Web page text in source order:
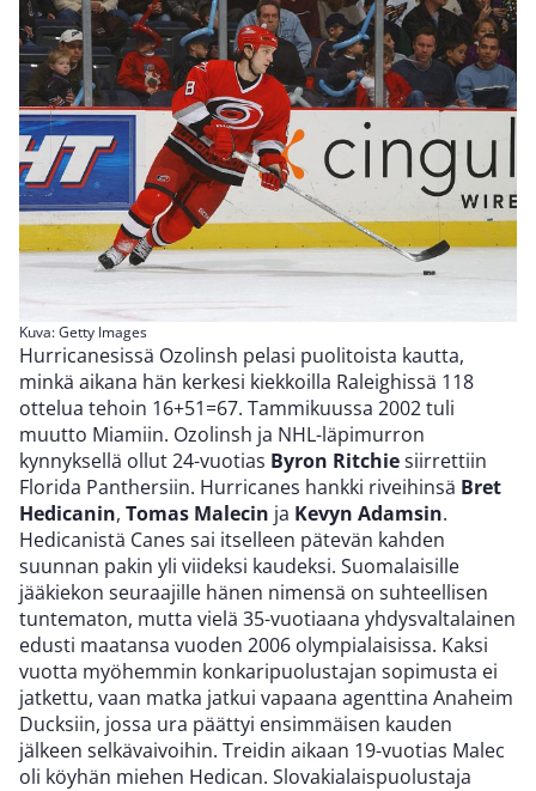
Kuva: Getty Images
Hurricanesissä Ozolinsh pelasi puolitoista kautta,
minkä aikana hän kerkesi kiekkoilla Raleighissä 118
ottelua tehoin 16+51=67. Tammikuussa 2002 tuli
muutto Miamiin. Ozolinsh ja NHL-läpimurron
kynnyksellä ollut 24-vuotias Byron Ritchiesiirrettiin
Florida Panthersiin. Hurricanes hankki riveihinsä Bret
Hedicanin, Tomas Malecin ja Kevyn Adamsin.
Hedicanistä Canes sai itselleen pätevän kahden
suunnan pakin yli viideksi kaudeksi. Suomalaisille
jääkiekon seuraajille hänen nimensä on suhteellisen
tuntematon, mutta vielä 35-vuotiaana yhdysvaltalainen
edusti maatansa vuoden 2006 olympialaisissa. Kaksi
vuotta myöhemmin konkaripuolustajan sopimusta ei
jatkettu, vaan matka jatkui vapaana agenttina Anaheim
Ducksiin, jossa ura päättyi ensimmäisen kauden
jälkeen selkävaivoihin. Treidin aikaan 19-vuotias Malec
oli köyhän miehen Hedican. Slovakialaispuolustaja